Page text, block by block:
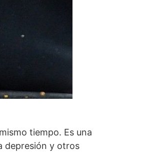
tiempo. Es una
depresión y otros